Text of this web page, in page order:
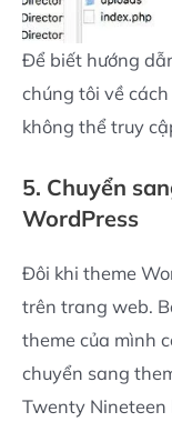
Để biết hướng
chúng tôi về
không thể truy
5. Chuyển
WordPress
Đôi khi theme
trên trang web.
theme của mình
chuyển sang
Twenty Nineteen